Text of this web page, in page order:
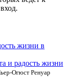
и радость жизни
Огюст Ренуар